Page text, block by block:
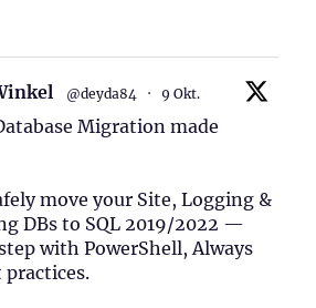
@deyda84 · 9 Okt.
Migration made
move your Site, Logging &
DBs to SQL 2019/2022 —
with PowerShell, Always
practices.